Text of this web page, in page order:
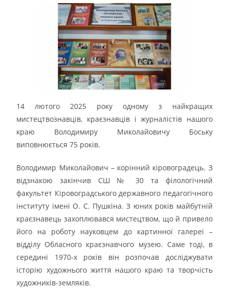
14 лютого 2025 року одному з найкращих
мистецтвознавців, краєзнавців і журналістів нашого
краю Володимиру Миколайовичу Боську
виповнюється 75 років.
Володимир Миколайович – корінний кіровоградець. З
відзнакою закінчив СШ № 30 та філологічний
факультет Кіровоградського державного педагогічного
інституту імені О. С. Пушкіна. З юних років майбутній
краєзнавець захоплювався мистецтвом, що й привело
його на роботу науковцем до картинної галереї –
відділу Обласного краєзнавчого музею. Саме тоді, в
середині 1970-х років він розпочав досліджувати
історію художнього життя нашого краю та творчість
художників-земляків.